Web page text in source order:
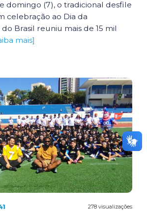
domingo (7), o tradicional desfile
celebração ao Dia da
Brasil reuniu mais de 15 mil
mais]
278 visualizações